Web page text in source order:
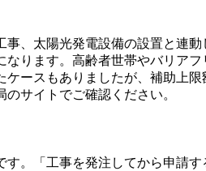
、太陽光発電設備の設置と連
ります。高齢者世帯やバリア
ースもありましたが、補助上
サイトでご確認ください。
。「工事を発注してから申請